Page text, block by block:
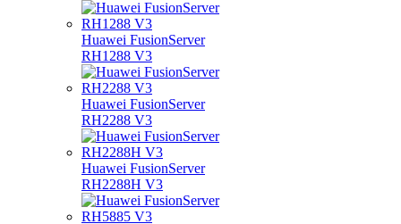
Huawei FusionServer
RH1288 V3
Huawei FusionServer
RH2288 V3
Huawei FusionServer
RH2288H V3